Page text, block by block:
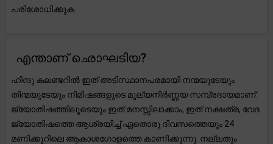
പരിശോധിക്കുക.
എന്താണ് ഛൊഘടിയ?
ഹിന്ദു കലണ്ടറിൽ ഇത് അടിസ്ഥാനപരമായി നന്മയുടേയും
തിന്മയുടേയും നിമിഷങ്ങളുടെ മൂല്യനിർണ്ണയ സമ്പ്രദായമാണ്.
ജ്യോതിഷത്തിലൂടെയും ഇത് മനസ്സിലാക്കാം, ഇത് നക്ഷത്ര, വേദ
ജ്യോതിഷത്തെ ആശ്രയിച്ച് ഏതൊരു ദിവസത്തെയും 24
മണിക്കൂറിലെ ആകാശഗോളത്തെ കാണിക്കുന്നു. നല്ലതും